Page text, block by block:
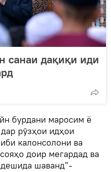
санаи дақиқи иди
бурдани маросим ё
рӯзҳои идҳои
калонсолони ва
доир мегардад ва
шаванд”-